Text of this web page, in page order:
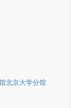
北京大学分馆